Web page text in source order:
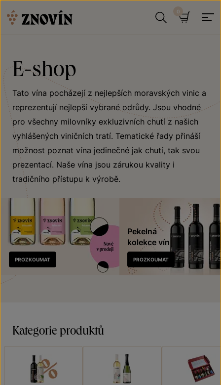
E-shop
Tato vína pocházejí z nejlepších moravských vinic a
reprezentují nejlepší vybrané odrůdy. Jsou vhodné
pro všechny milovníky exkluzivních chutí z našich
vyhlášených viničních tratí. Tematické řady přináší
možnost poznat vína jedinečné jak chutí, tak svou
prezentací. Naše vína jsou zárukou kvality i
tradičního přístupu k výrobě.
Nově
v prodeji
PROZKOUMAT
Pekelná
kolekce vín
PROZKOUMAT
Kategorie produktů